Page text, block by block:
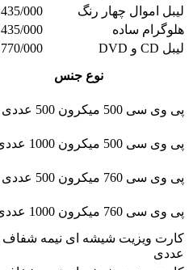
لیبل اموال چهار رنگ
435/000 تومان
هلوگرام ساده
435/000 تومان
لیبل CD و DVD
770/000 تومان
نوع جنس
پی وی سی 500 میکرون 500 عددی
پی وی سی 500 میکرون 1000 عددی
پی وی سی 760 میکرون 500 عددی
پی وی سی 760 میکرون 1000 عددی
عددی